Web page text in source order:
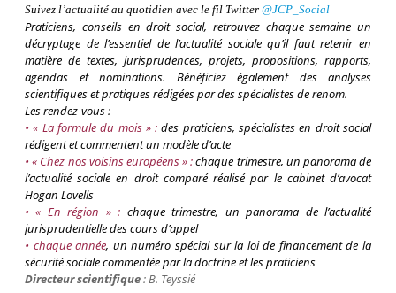
Suivez l’actualité au quotidien avec le fil Twitter @JCP_Social
Praticiens, conseils en droit social, retrouvez chaque semaine un
décryptage de l’essentiel de l’actualité sociale qu’il faut retenir en
matière de textes, jurisprudences, projets, propositions, rapports,
agendas et nominations. Bénéficiez également des analyses
scientifiques et pratiques rédigées par des spécialistes de renom.
Les rendez-vous :
• « La formule du mois » :des praticiens, spécialistes en droit social
rédigent et commentent un modèle d’acte
• « Chez nos voisins européens » :chaque trimestre, un panorama de
l’actualité sociale en droit comparé réalisé par le cabinet d’avocat
Hogan Lovells
• « En région » : chaque trimestre, un panorama de l’actualité
jurisprudentielle des cours d’appel
• chaqueannée, un numéro spécial sur la loi de financement de la
sécurité sociale commentée par la doctrine et les praticiens
Directeur scientifique: B. Teyssié